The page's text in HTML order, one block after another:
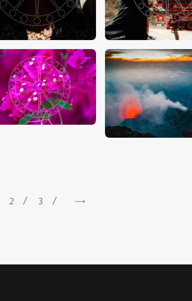
00-€24.00 €15 -€24.00
2 3 →